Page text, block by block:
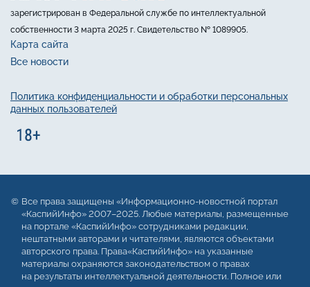
зарегистрирован в Федеральной службе по интеллектуальной
собственности 3 марта 2025 г. Свидетельство № 1089905.
Карта сайта
Все новости
Политика конфиденциальности и обработки персональных
данных пользователей
Все права защищены «Информационно-новостной портал
«КаспийИнфо» 2007–2025. Любые материалы, размещенные
на портале «КаспийИнфо» сотрудниками редакции,
нештатными авторами и читателями, являются объектами
авторского права. Права«КаспийИнфо» на указанные
материалы охраняются законодательством о правах
на результаты интеллектуальной деятельности. Полное или